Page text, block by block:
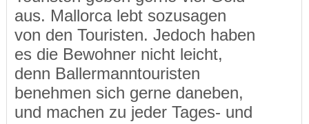
aus. Mallorca lebt sozusagen
von den Touristen. Jedoch haben
es die Bewohner nicht leicht,
denn Ballermanntouristen
benehmen sich gerne daneben,
und machen zu jeder Tages- und